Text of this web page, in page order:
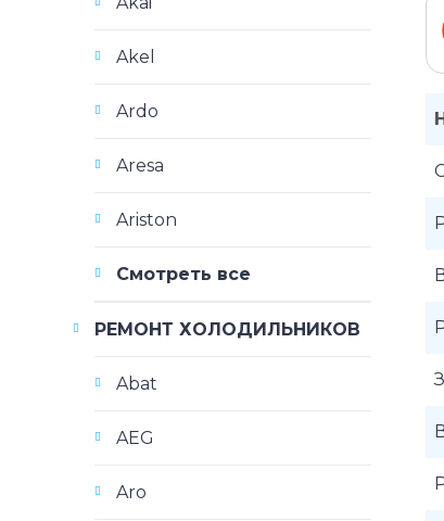
Akel
Ardo
Aresa
Ariston
Смотреть все
РЕМОНТ ХОЛОДИЛЬНИКОВ
Abat
AEG
Aro